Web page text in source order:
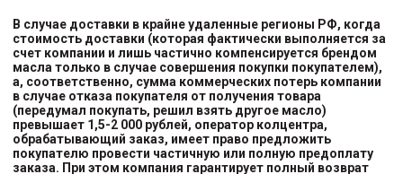
В случае доставки в крайне удаленные регионы РФ, когда
стоимость доставки (которая фактически выполняется за
счет компании и лишь частично компенсируется брендом
масла только в случае совершения покупки покупателем),
а, соответственно, сумма коммерческих потерь компании
в случае отказа покупателя от получения товара
(передумал покупать, решил взять другое масло)
превышает 1,5-2 000 рублей, оператор колцентра,
обрабатывающий заказ, имеет право предложить
покупателю провести частичную или полную предоплату
заказа. При этом компания гарантирует полный возврат